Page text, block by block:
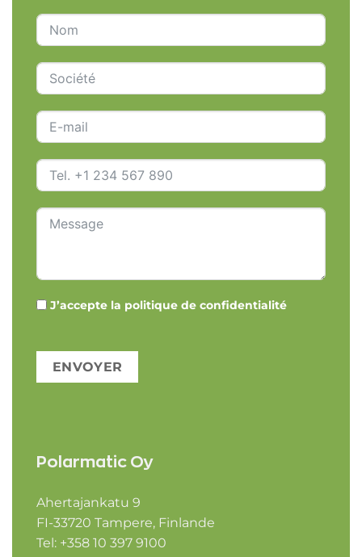
J’accepte la politique de confidentialité
ENVOYER
Polarmatic Oy
Ahertajankatu 9
FI-33720 Tampere, Finlande
Tel: +358 10 397 9100